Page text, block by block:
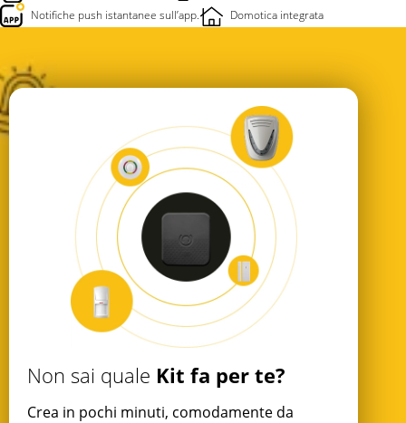
Notifiche push istantanee sull’app.
Domotica integrata
Non sai quale Kit fa per te?
Crea in pochi minuti, comodamente da